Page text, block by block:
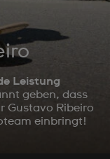
Leistung
geben, dass
Gustavo Ribeiro
einbringt!